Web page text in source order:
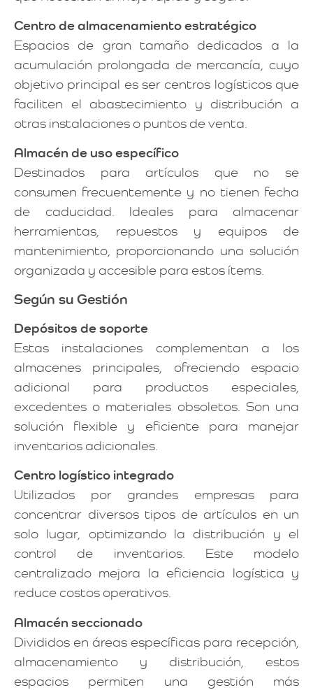
Centro de almacenamiento estratégico
Espacios de gran tamaño dedicados a la
acumulación prolongada de mercancía, cuyo
objetivo principal es ser centros logísticos que
faciliten el abastecimiento y distribución a
otras instalaciones o puntos de venta.
Almacén de uso específico
Destinados para artículos que no se
consumen frecuentemente y no tienen fecha
de caducidad. Ideales para almacenar
herramientas, repuestos y equipos de
mantenimiento, proporcionando una solución
organizada y accesible para estos ítems.
Según su Gestión
Depósitos de soporte
Estas instalaciones complementan a los
almacenes principales, ofreciendo espacio
adicional para productos especiales,
excedentes o materiales obsoletos. Son una
solución flexible y eficiente para manejar
inventarios adicionales.
Centro logístico integrado
Utilizados por grandes empresas para
concentrar diversos tipos de artículos en un
solo lugar, optimizando la distribución y el
control de inventarios. Este modelo
centralizado mejora la eficiencia logística y
reduce costos operativos.
Almacén seccionado
Divididos en áreas específicas para recepción,
almacenamiento y distribución, estos
espacios permiten una gestión más